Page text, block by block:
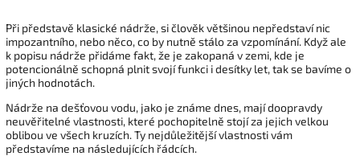
Při představě klasické nádrže, si člověk většinou nepředstaví nic
impozantního, nebo něco, co by nutně stálo za vzpomínání. Když ale
k popisu nádrže přidáme fakt, že je zakopaná v zemi, kde je
potencionálně schopná plnit svojí funkci i desítky let, tak se bavíme o
jiných hodnotách.
Nádrže na dešťovou vodu, jako je známe dnes, mají doopravdy
neuvěřitelné vlastnosti, které pochopitelně stojí za jejich velkou
oblibou ve všech kruzích. Ty nejdůležitější vlastnosti vám
představíme na následujících řádcích.